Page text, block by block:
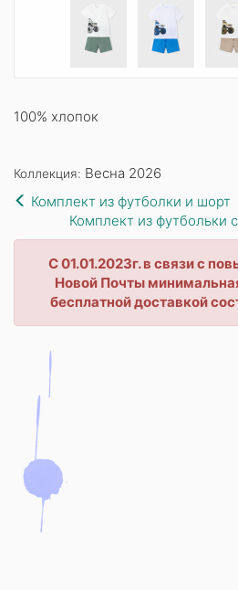
100% хлопок
Коллекция: Весна 2026
Комплект из футболки и шорт
Комплект из футбольки
С 01.01.2023г. в связи с
Новой Почты
бесплатной доставкой